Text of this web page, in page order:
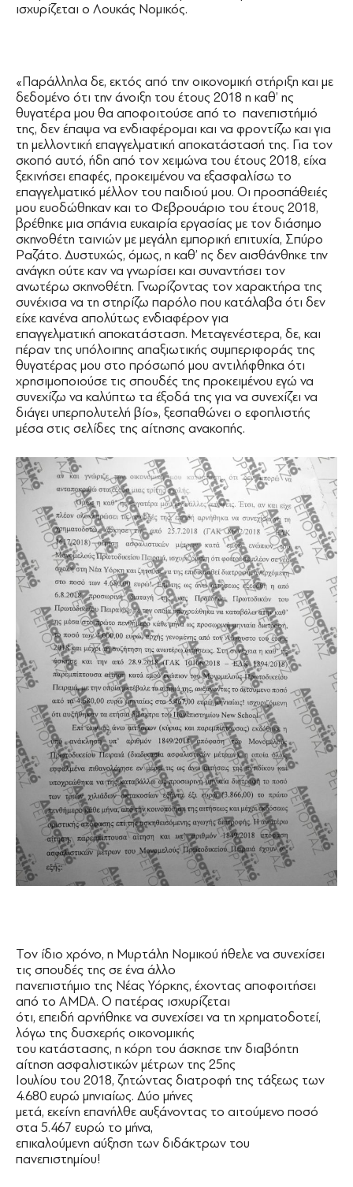
ισχυρίζεται ο Λουκάς Νομικός.
«Παράλληλα δε, εκτός από την οικονομική στήριξη και με
δεδομένο ότι την άνοιξη του έτους 2018 η καθ’ ης
θυγατέρα μου θα αποφοιτούσε από το πανεπιστήμιό
της, δεν έπαψα να ενδιαφέρομαι και να φροντίζω και για
τη μελλοντική επαγγελματική αποκατάστασή της. Για τον
σκοπό αυτό, ήδη από τον χειμώνα του έτους 2018, είχα
ξεκινήσει επαφές, προκειμένου να εξασφαλίσω το
επαγγελματικό μέλλον του παιδιού μου. Οι προσπάθειές
μου ευοδώθηκαν και το Φεβρουάριο του έτους 2018,
βρέθηκε μια σπάνια ευκαιρία εργασίας με τον διάσημο
σκηνοθέτη ταινιών με μεγάλη εμπορική επιτυχία, Σπύρο
Ραζάτο. ∆υστυχώς, όμως, η καθ’ ης δεν αισθάνθηκε την
ανάγκη ούτε καν να γνωρίσει και συναντήσει τον
ανωτέρω σκηνοθέτη. Γνωρίζοντας τον χαρακτήρα της
συνέχισα να τη στηρίζω παρόλο που κατάλαβα ότι δεν
είχε κανένα απολύτως ενδιαφέρον για
επαγγελματική αποκατάσταση. Μεταγενέστερα, δε, και
πέραν της υπόλοιπης απαξιωτικής συμπεριφοράς της
θυγατέρας μου στο πρόσωπό μου αντιλήφθηκα ότι
χρησιμοποιούσε τις σπουδές της προκειμένου εγώ να
συνεχίζω να καλύπτω τα έξοδά της για να συνεχίζει να
διάγει υπερπολυτελή βίο», ξεσπαθώνει ο εφοπλιστής
μέσα στις σελίδες της αίτησης ανακοπής.
Τον ίδιο χρόνο, η Μυρτάλη Νομικού ήθελε να συνεχίσει
τις σπουδές της σε ένα άλλο
πανεπιστήμιο της Νέας Υόρκης, έχοντας αποφοιτήσει
από το AMDA. O πατέρας ισχυρίζεται
ότι, επειδή αρνήθηκε να συνεχίσει να τη χρηματοδοτεί,
λόγω της δυσχερής οικονομικής
του κατάστασης, η κόρη του άσκησε την διαβόητη
αίτηση ασφαλιστικών μέτρων της 25ης
Ιουλίου του 2018, ζητώντας διατροφή της τάξεως των
4.680 ευρώ μηνιαίως. ∆ύο μήνες
μετά, εκείνη επανήλθε αυξάνοντας το αιτούμενο ποσό
στα 5.467 ευρώ το μήνα,
επικαλούμενη αύξηση των διδάκτρων του
πανεπιστημίου!